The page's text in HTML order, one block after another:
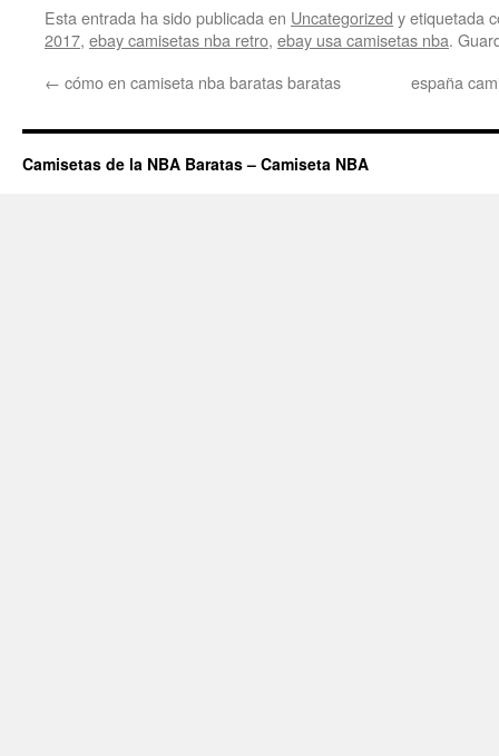
Esta entrada ha sido publicada en Uncategorized y etiquetada
2017, ebay camisetas nba retro, ebay usa camisetas nba.
← cómo en camiseta nba baratas baratas españa
Camisetas de la NBA Baratas – Camiseta NBA